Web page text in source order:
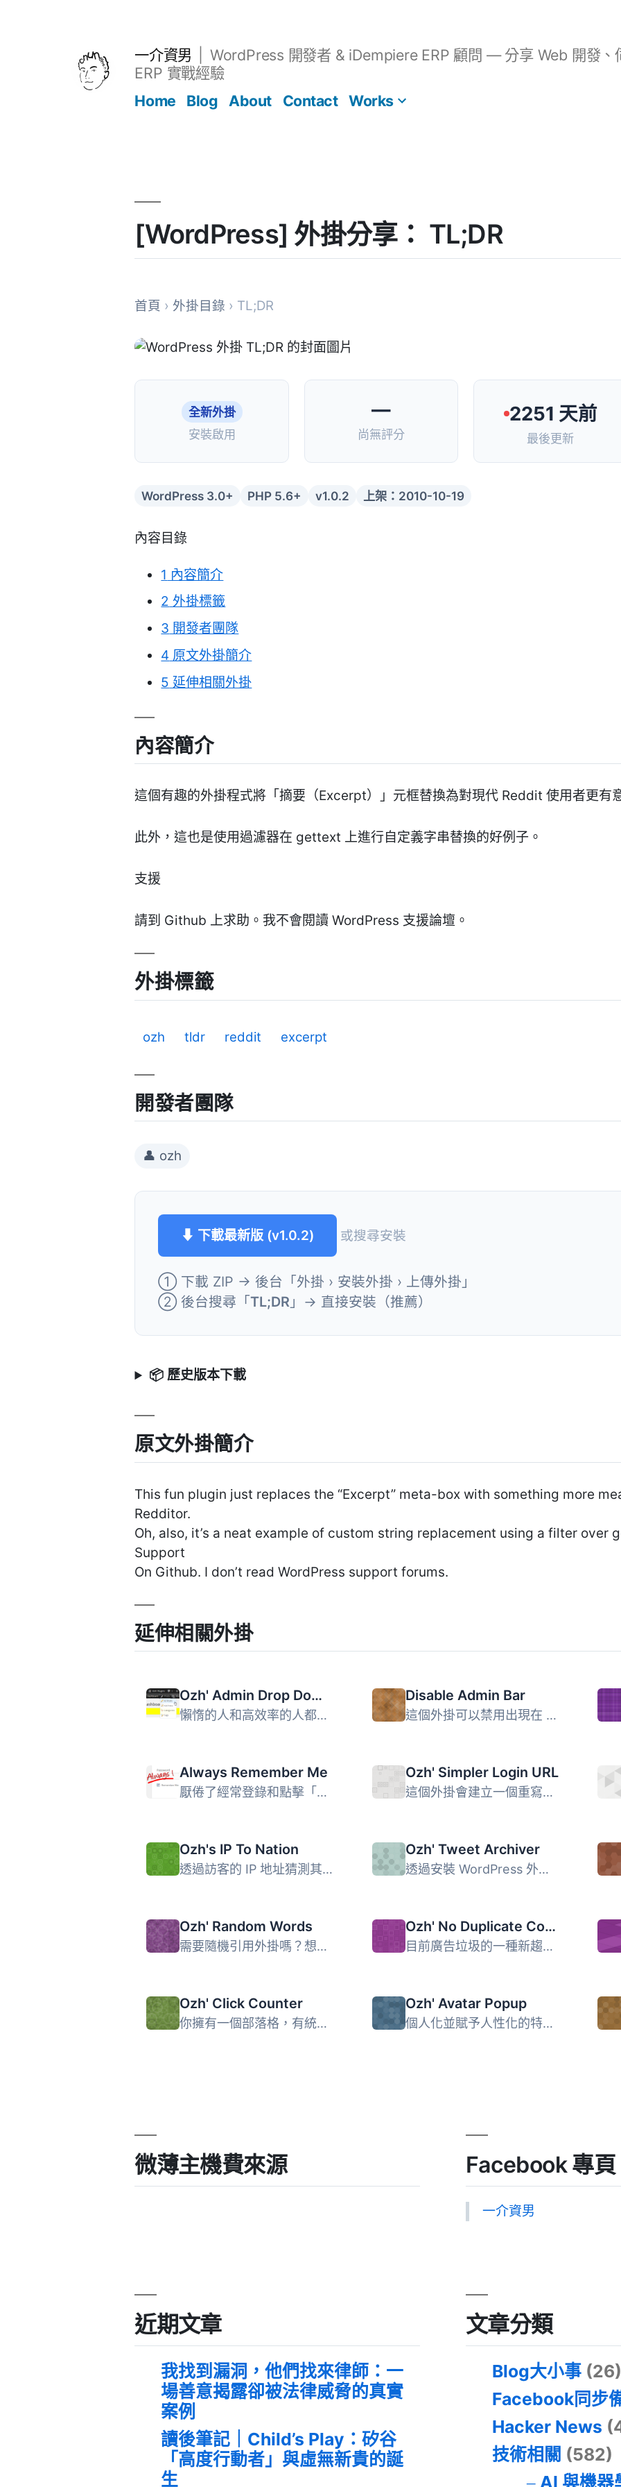
一介資男
WordPress 開發者 & iDempiere ERP 顧問 — 分享 Web 開發、
ERP 實戰經驗
Home
Blog About Contact Works
[WordPress] 外掛分享： TL;DR
首頁 › 外掛目錄 › TL;DR
全新外掛
安裝啟用
—
尚無評分
2251 天前
最後更新
WordPress 3.0+ PHP 5.6+ v1.0.2 上架：2010-10-19
內容目錄
1 內容簡介
2 外掛標籤
3 開發者團隊
4 原文外掛簡介
5 延伸相關外掛
內容簡介
這個有趣的外掛程式將「摘要（Excerpt）」元框替換為對現代 Reddit 使用者更有
此外，這也是使用過濾器在 gettext 上進行自定義字串替換的好例子。
支援
請到 Github 上求助。我不會閱讀 WordPress 支援論壇。
外掛標籤
ozh tldr reddit excerpt
開發者團隊
👤 ozh
⬇ 下載最新版 (v1.0.2) 或搜尋安裝
① 下載 ZIP → 後台「外掛 › 安裝外掛 › 上傳外掛」
② 後台搜尋「TL;DR 」→ 直接安裝（推薦）
📦 歷史版本下載
原文外掛簡介
This fun plugin just replaces the “Excerpt” meta-box with something more
Redditor.
Oh, also, it’s a neat example of custom string replacement using a filter over
Support
On Github. I don’t read WordPress support forums.
延伸相關外掛
Ozh' Admin Drop Down Menu
懶惰的人和高效率的人都會喜歡這個插件：所有管理員連結都展...
Disable Admin Bar
這個外掛可以禁用出現在 WordPress 網誌公開頁面上的管理工具...
Always Remember Me
厭倦了經常登錄和點擊「記住我」框嗎？不用再這樣做了。有了...
Ozh' Simpler Login URL
這個外掛會建立一個重寫規則，讓使用者可以從自訂的 URL your...
Ozh's IP To Nation
透過訪客的 IP 地址猜測其所在國家。例如，您可以在評論中加...
Ozh' Tweet Archiver
透過安裝 WordPress 外掛，可以建立新的 WordPress 網站並將...
Ozh' Random Words
需要隨機引用外掛嗎？想要用一些隨機的詞彙替換舊有且沒意思...
Ozh' No Duplicate Comments
目前廣告垃圾的一種新趨勢是複製已經被正常讀者批准的留言，...
Ozh' Click Counter
你擁有一個部落格，有統計數據告訴你有多少人閱讀它。你張貼...
Ozh' Avatar Popup
個人化並賦予人性化的特色在您的文章中，除了添加 (CSS) 彈出...
微薄主機費來源 Facebook 專頁
一介資男
近期文章
我找到漏洞，他們找來律師：一
場善意揭露卻被法律威脅的真實
案例
讀後筆記｜Child’s Play：矽谷
「高度行動者」與虛無新貴的誕
生
文章分類
Blog大小事 (26)
Facebook同步
Hacker News
技術相關 (582)
AI 與機器